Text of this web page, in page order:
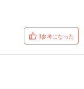
3参考になった